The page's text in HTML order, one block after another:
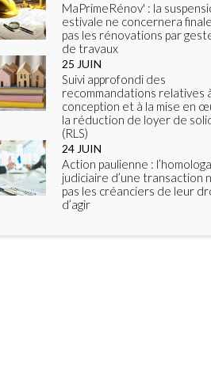
MaPrimeRénov' : la
estivale ne concernera
pas les rénovations par
de travaux
Suivi approfondi des
recommandations relatives
conception et à la mise en
la réduction de loyer de
(RLS)
25 JUIN
Action paulienne :
judiciaire d’une transaction
pas les créanciers de leur
d’agir
24 JUIN